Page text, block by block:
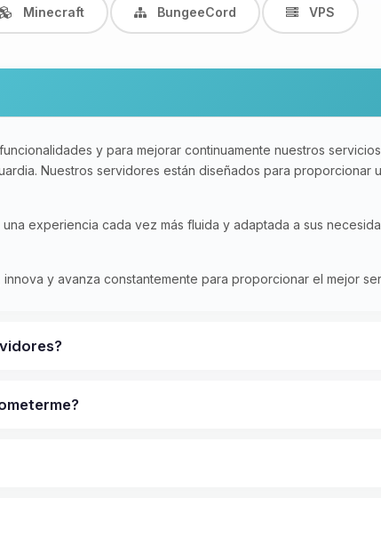
Minecraft BungeeCord VPS
y para mejorar continuamente nuestros
Nuestros servidores están diseñados para proporcionar
experiencia cada vez más fluida y adaptada a sus
y avanza constantemente para proporcionar el mejor